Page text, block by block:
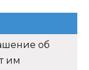
об
им